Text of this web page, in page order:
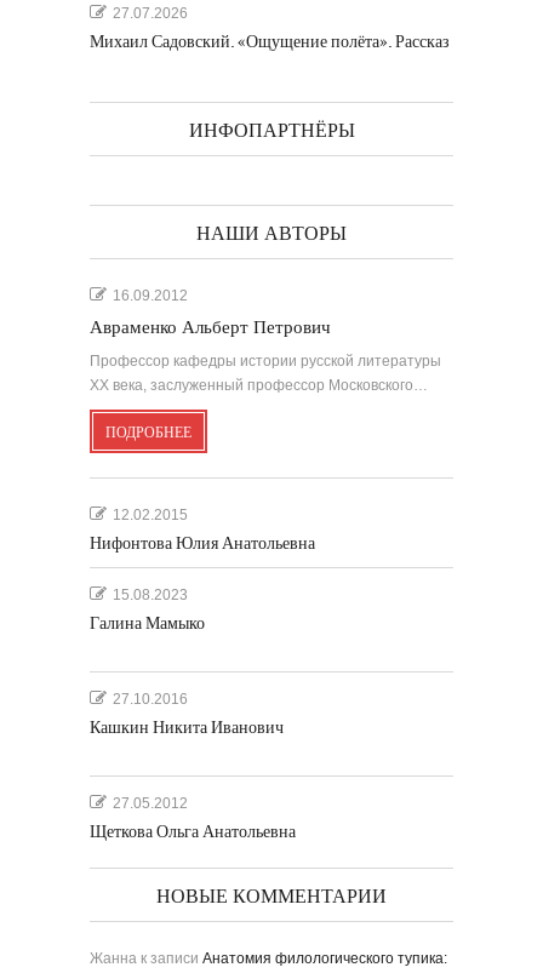
27.07.2026
Михаил Садовский. «Ощущение полёта». Рассказ
ИНФОПАРТНЁРЫ
НАШИ АВТОРЫ
16.09.2012
Авраменко Альберт Петрович
Профессор кафедры истории русской литературы
ХХ века, заслуженный профессор Московского…
ПОДРОБНЕЕ
12.02.2015
Нифонтова Юлия Анатольевна
15.08.2023
Галина Мамыко
27.10.2016
Кашкин Никита Иванович
27.05.2012
Щеткова Ольга Анатольевна
НОВЫЕ КОММЕНТАРИИ
Жанна к записи Анатомия филологического тупика: